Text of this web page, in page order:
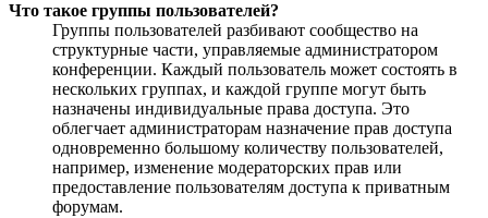
Что такое группы пользователей?
Группы пользователей разбивают сообщество на
структурные части, управляемые администратором
конференции. Каждый пользователь может состоять в
нескольких группах, и каждой группе могут быть
назначены индивидуальные права доступа. Это
облегчает администраторам назначение прав доступа
одновременно большому количеству пользователей,
например, изменение модераторских прав или
предоставление пользователям доступа к приватным
форумам.